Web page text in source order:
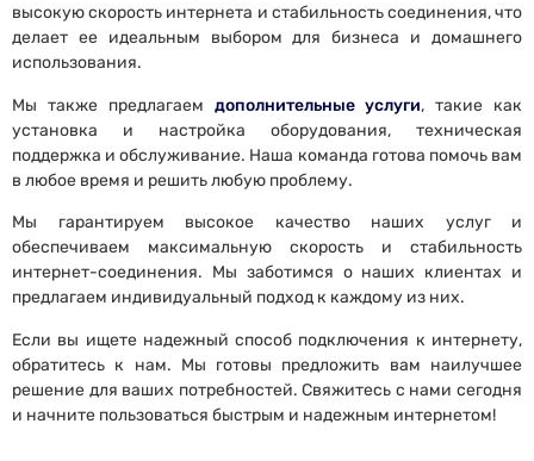
высокую скорость интернета и стабильность соединения, что
делает ее идеальным выбором для бизнеса и домашнего
использования.
Мы также предлагаем дополнительные услуги, такие как
установка и настройка оборудования, техническая
поддержка и обслуживание. Наша команда готова помочь вам
в любое время и решить любую проблему.
Мы гарантируем высокое качество наших услуг и
обеспечиваем максимальную скорость и стабильность
интернет-соединения. Мы заботимся о наших клиентах и
предлагаем индивидуальный подход к каждому из них.
Если вы ищете надежный способ подключения к интернету,
обратитесь к нам. Мы готовы предложить вам наилучшее
решение для ваших потребностей. Свяжитесь с нами сегодня
и начните пользоваться быстрым и надежным интернетом!